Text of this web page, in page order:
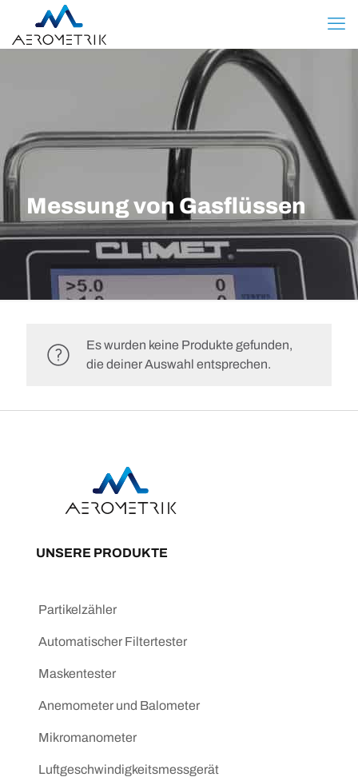
Messung von Gasflüssen
Es wurden keine Produkte gefunden,
die deiner Auswahl entsprechen.
UNSERE PRODUKTE
Partikelzähler
Automatischer Filtertester
Maskentester
Anemometer und Balometer
Mikromanometer
Luftgeschwindigkeitsmessgerät